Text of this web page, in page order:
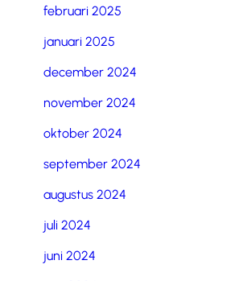
februari 2025
januari 2025
december 2024
november 2024
oktober 2024
september 2024
augustus 2024
juli 2024
juni 2024